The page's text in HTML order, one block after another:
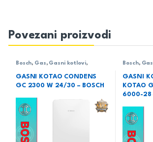
Povezani proizvodi
Bosch, Gas, Gasni kotlovi,
GASNI KOTAO CONDENS
GC 2300 W 24/30 – BOSCH
Bosch, Gas
GASNI
KOTAO
6000-28